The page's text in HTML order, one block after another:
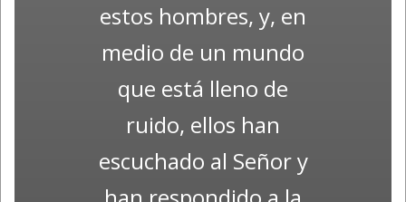
estos hombres, y, en
medio de un mundo
que está lleno de
ruido, ellos han
escuchado al Señor y